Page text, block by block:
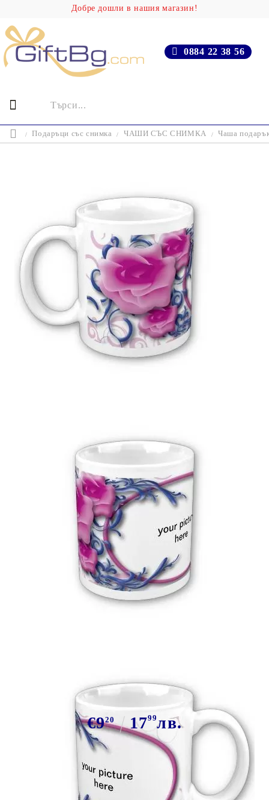
Добре дошли в нашия магазин!
0884 22 38 56
Подаръци със снимка ЧАШИ СЪС СНИМКА Чаша
Чаша подарък 8 март 27
€920 1799лв.